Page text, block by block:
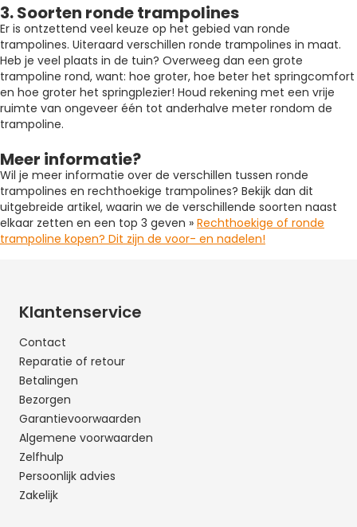
3. Soorten ronde trampolines
Er is ontzettend veel keuze op het gebied van ronde
trampolines. Uiteraard verschillen ronde trampolines in maat.
Heb je veel plaats in de tuin? Overweeg dan een grote
trampoline rond, want: hoe groter, hoe beter het springcomfort
en hoe groter het springplezier! Houd rekening met een vrije
ruimte van ongeveer één tot anderhalve meter rondom de
trampoline.
Meer informatie?
Wil je meer informatie over de verschillen tussen ronde
trampolines en rechthoekige trampolines? Bekijk dan dit
uitgebreide artikel, waarin we de verschillende soorten naast
elkaar zetten en een top 3 geven » Rechthoekige of ronde
trampoline kopen? Dit zijn de voor- en nadelen!
Klantenservice
Contact
Reparatie of retour
Betalingen
Bezorgen
Garantievoorwaarden
Algemene voorwaarden
Zelfhulp
Persoonlijk advies
Zakelijk